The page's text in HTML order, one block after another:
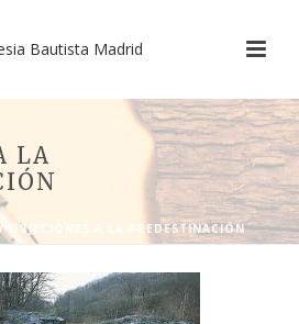
LA
A LA PREDESTINACIÓN